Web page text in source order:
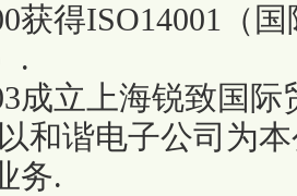
获得ISO14001（
.
成立上海锐致国
和谐电子公司为
务.